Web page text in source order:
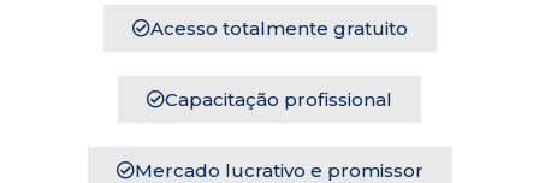
Acesso totalmente gratuito
Capacitação profissional
Mercado lucrativo e promissor